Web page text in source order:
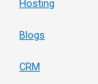
Hosting
Blogs
CRM